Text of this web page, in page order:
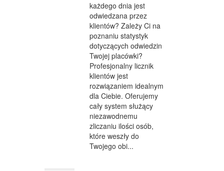
FABRYKACJA
INFORMATYCZNE
RESTAURACJE, CATERING
FOTOGRAFIA
ADWOKACI, PORADY PRAWNE
SPRZĄTANIE, PORZĄDKOWANIE
SERWIS
OPIEKA
każdego dnia jest
odwiedzana przez
klientów? Zależy Ci na
poznaniu statystyk
dotyczących odwiedzin
Twojej placówki?
Profesjonalny licznik
klientów jest
rozwiązaniem idealnym
dla Ciebie. Oferujemy
cały system służący
niezawodnemu
zliczaniu ilości osób,
które weszły do
Twojego obi...